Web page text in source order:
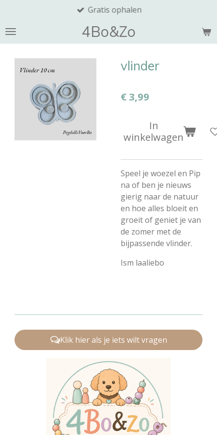
naar
de
hoofdinhoud
4Bo&Zo
Gratis ophalen
vlinder
€ 3,99
In
winkelwagen
Speel je woezel en Pip
na of ben je nieuws
gierig naar de natuur
en hoe alles bloeit en
groeit of geniet je van
de zomer met de
bijpassende vlinder.
Ism laaliebo
Klik hier als je iets wilt vragen